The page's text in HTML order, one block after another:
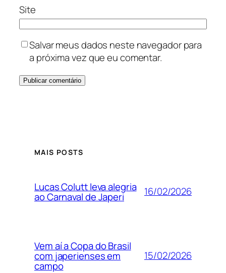
Site
Salvar meus dados neste navegador para
a próxima vez que eu comentar.
MAIS POSTS
Lucas Colutt leva alegria
ao Carnaval de Japeri 16/02/2026
Vem aí a Copa do Brasil
com japerienses em
campo
15/02/2026